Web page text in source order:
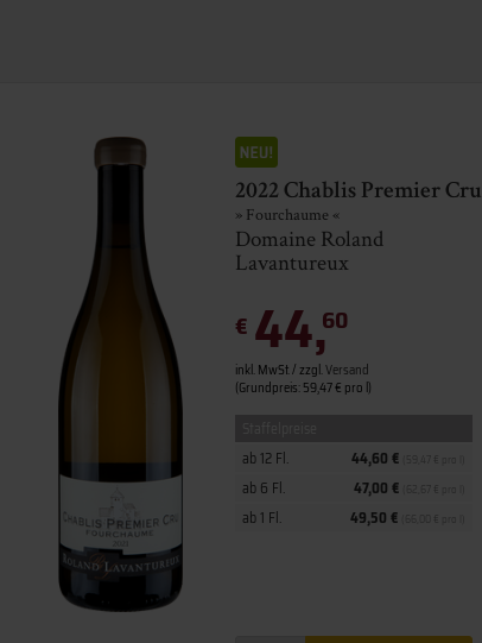
2022 Chablis Premier Cru
» Fourchaume «
Domaine Roland
Lavantureux
€ 44,60
inkl. MwSt. / zzgl.Versand
(Grundpreis: 59,47 € pro l)
ab 1 Fl. 49,50 €
ab 6 Fl. 47,00 €
ab 12 Fl. 44,60 €